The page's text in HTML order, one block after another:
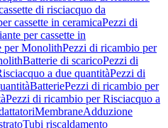
di risciacquo da
cassette in ceramicaPezzi di
per cassette in
per MonolithPezzi di ricambio per
Batterie di scaricoPezzi di
a due quantitàPezzi di
BatteriePezzi di ricambio per
Pezzi di ricambio per Risciacquo a
MembraneAdduzione
Tubi riscaldamento